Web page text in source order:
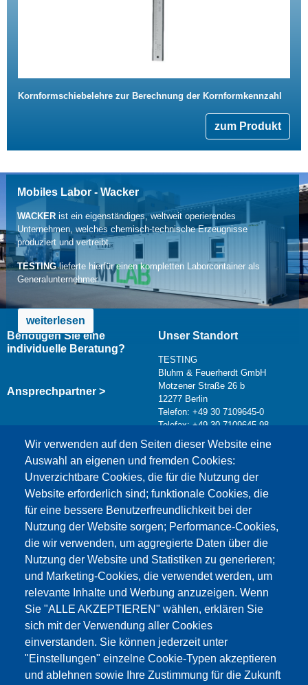
Kornformschiebelehre zur Berechnung der Kornformkennzahl
zum Produkt
Mobiles Labor - Wacker
WACKERist ein eigenständiges, weltweit operierendes
Unternehmen, welches chemisch-technische Erzeugnisse
produziert und vertreibt.
TESTINGlieferte hierfür einen kompletten Laborcontainer als
Generalunternehmer.
weiterlesen
Wir verwenden auf den Seiten dieser Website eine
Auswahl an eigenen und fremden Cookies:
Unverzichtbare Cookies, die für die Nutzung der
Website erforderlich sind; funktionale Cookies, die
für eine bessere Benutzerfreundlichkeit bei der
Nutzung der Website sorgen; Performance-Cookies,
die wir verwenden, um aggregierte Daten über die
Nutzung der Website und Statistiken zu generieren;
und Marketing-Cookies, die verwendet werden, um
relevante Inhalte und Werbung anzuzeigen. Wenn
Sie "ALLE AKZEPTIEREN" wählen, erklären Sie
sich mit der Verwendung aller Cookies
einverstanden. Sie können jederzeit unter
"Einstellungen" einzelne Cookie-Typen akzeptieren
und ablehnen sowie Ihre Zustimmung für die Zukunft
Benötigen Sie eine
individuelle Beratung?
Ansprechpartner >
Unser Standort
TESTING
Bluhm & Feuerherdt GmbH
Motzener Straße 26 b
12277 Berlin
Telefon: +49 30 7109645-0
Telefax: +49 30 7109645-98
info@testing.de
Dieser Inhalt ist blockiert, da die Google Maps
Cookies nicht akzeptiert wurden.
NUR DIE GOOGLE MAPS COOKIES
AKZEPTIEREN.
Alle Cookies akzeptieren